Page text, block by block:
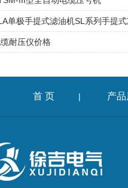
单极手提式滤油机SL系列手提
耐压仪价格
首 页 | 产